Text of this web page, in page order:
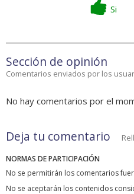
Si
Sección de opinión
Comentarios enviados por los
No hay comentarios por el
Deja tu comentario
NORMAS DE PARTICIPACIÓN
No se permitirán los comentarios
No se aceptarán los contenidos